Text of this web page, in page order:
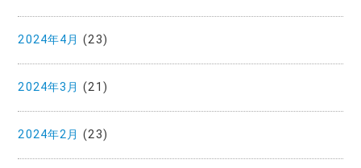
2024年4月 (23)
2024年3月 (21)
2024年2月 (23)